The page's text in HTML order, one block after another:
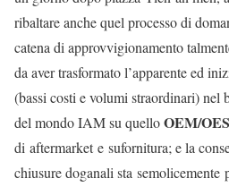
ribaltare anche quel processo di
catena di approvvigionamento
da aver trasformato l’apparente ed
(bassi costi e volumi straordinari) nel
del mondo IAM su quelloOEM/OES
di aftermarket e sufornitura; e la
chiusure doganali sta semolicemente